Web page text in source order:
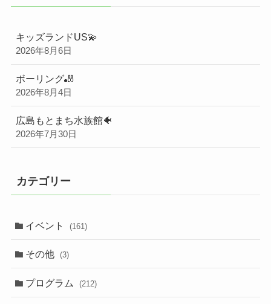
キッズランドUS💫
2026年8月6日
ボーリング🎳
2026年8月4日
広島もとまち水族館🐠
2026年7月30日
カテゴリー
イベント (161)
その他 (3)
プログラム (212)